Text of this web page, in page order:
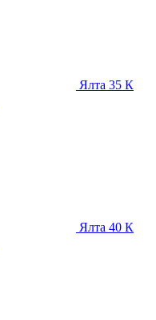
Ялта 35 К
Ялта 40 К